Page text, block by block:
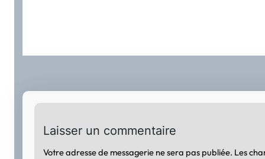
Laisser un commentaire
Votre adresse de messagerie ne sera pas publiée. Les